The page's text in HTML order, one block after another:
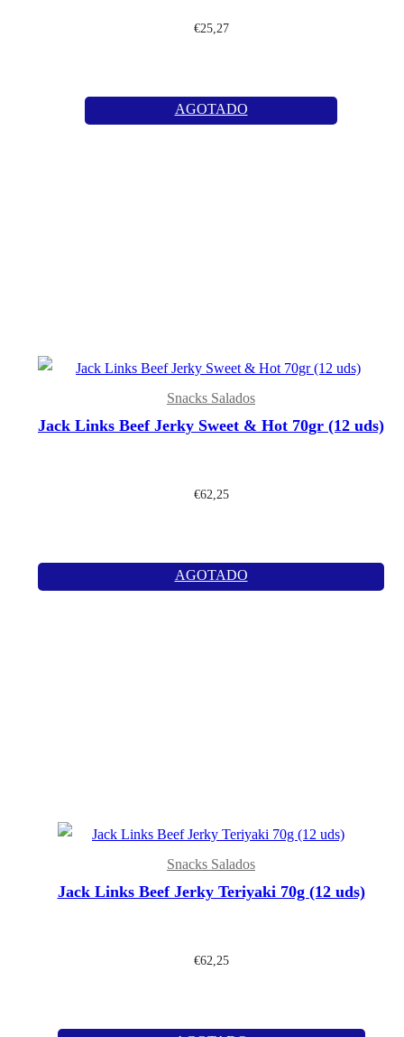
€25,27
AGOTADO
Snacks Salados
Jack Links Beef Jerky Sweet & Hot 70gr (12 uds)
€62,25
AGOTADO
Snacks Salados
Jack Links Beef Jerky Teriyaki 70g (12 uds)
€62,25